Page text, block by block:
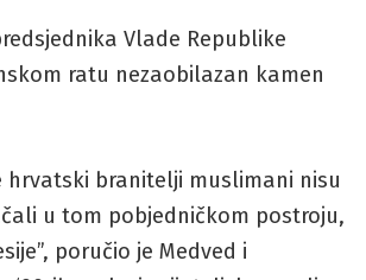
Vlade Republike
ratu nezaobilazan kamen
hrvatski branitelji muslimani nisu
u tom pobjedničkom postroju,
poručio je Medved i